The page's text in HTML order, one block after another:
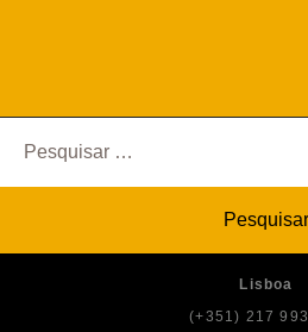
por:
Lisboa
(+351) 217